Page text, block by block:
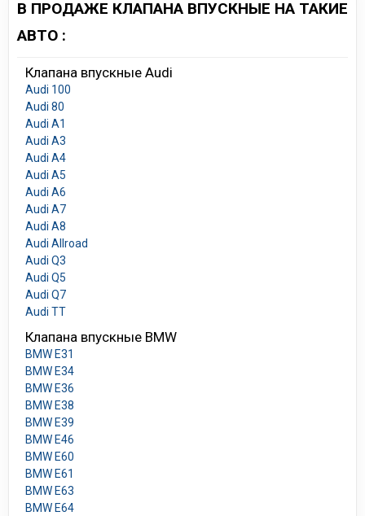
В ПРОДАЖЕ КЛАПАНА ВПУСКНЫЕ НА ТАКИЕ
АВТО :
Клапана впускные Audi
Audi 100
Audi 80
Audi A1
Audi A3
Audi A4
Audi A5
Audi A6
Audi A7
Audi A8
Audi Allroad
Audi Q3
Audi Q5
Audi Q7
Audi TT
Клапана впускные BMW
BMW E31
BMW E34
BMW E36
BMW E38
BMW E39
BMW E46
BMW E60
BMW E61
BMW E63
BMW E64